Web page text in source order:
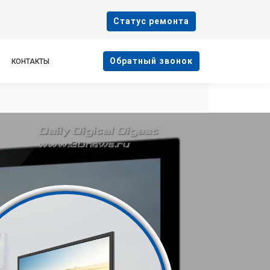
Cтатус ремонта
КОНТАКТЫ Oбратный звонок